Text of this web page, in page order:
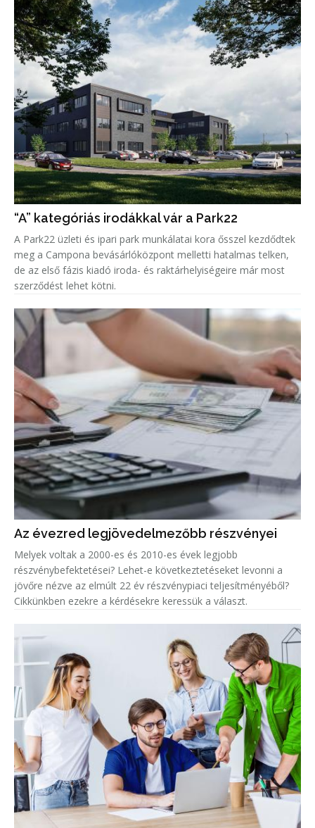
“A” kategóriás irodákkal vár a Park22
A Park22 üzleti és ipari park munkálatai kora ősszel kezdődtek
meg a Campona bevásárlóközpont melletti hatalmas telken,
de az első fázis kiadó iroda- és raktárhelyiségeire már most
szerződést lehet kötni.
Az évezred legjövedelmezőbb részvényei
Melyek voltak a 2000-es és 2010-es évek legjobb
részvénybefektetései? Lehet-e következtetéseket levonni a
jövőre nézve az elmúlt 22 év részvénypiaci teljesítményéből?
Cikkünkben ezekre a kérdésekre keressük a választ.